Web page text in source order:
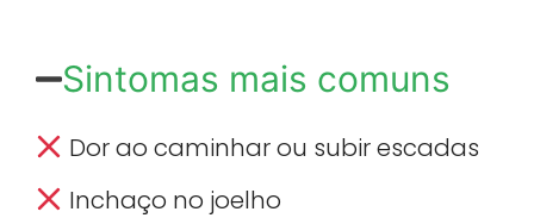
Sintomas mais comuns
Dor ao caminhar ou subir escadas
Inchaço no joelho